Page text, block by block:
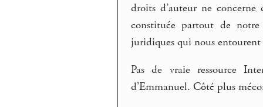
droits d’auteur ne
constituée partout de
juridiques qui nous entourent
Pas de vraie ressource
d’Emmanuel. Côté plus